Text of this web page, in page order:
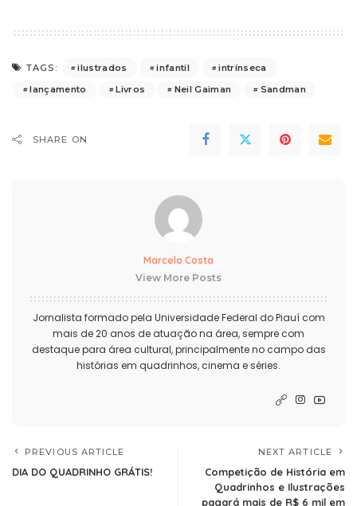
TAGS: ilustrados infantil
intrínseca
lançamento
Livros Neil Gaiman Sandman
SHARE ON
Marcelo Costa
View More Posts
Jornalista formado pela Universidade Federal do Piauí com
mais de 20 anos de atuação na área, sempre com
destaque para área cultural, principalmente no campo das
histórias em quadrinhos, cinema e séries.
PREVIOUS ARTICLE
DIA DO QUADRINHO GRÁTIS!
NEXT ARTICLE
Competição de História em
Quadrinhos e Ilustrações
pagará mais de R$ 6 mil em